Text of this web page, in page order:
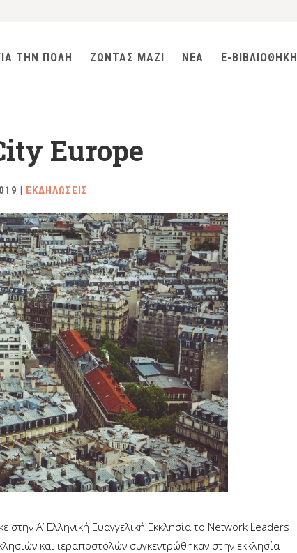
ΤΗΝ ΠΟΛΗ ΖΩΝΤΑΣ ΜΑΖΙ ΝΕΑ E-ΒΙΒΛΙΟΘΗΚΗ
Europe
| ΕΚΔΗΛΩΣΕΙΣ
Α’ Ελληνική Ευαγγελική Εκκλησία το Network Leaders
και ιεραποστολών συγκεντρώθηκαν στην εκκλησία